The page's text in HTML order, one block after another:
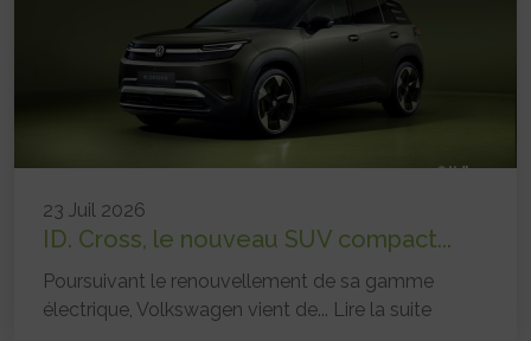
23 Juil 2026
ID. Cross, le nouveau SUV compact...
Poursuivant le renouvellement de sa gamme
électrique, Volkswagen vient de... Lire la suite